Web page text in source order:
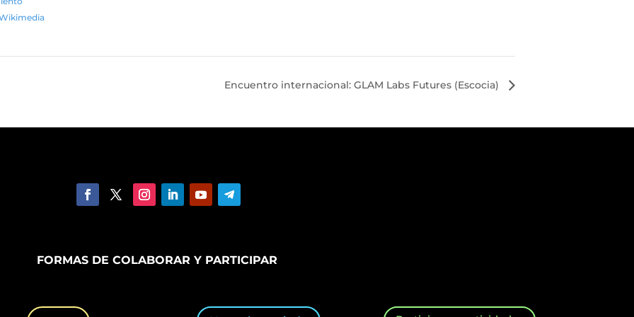
Encuentro internacional: GLAM Labs Futures (Escocia)
FORMAS DE COLABORAR Y PARTICIPAR